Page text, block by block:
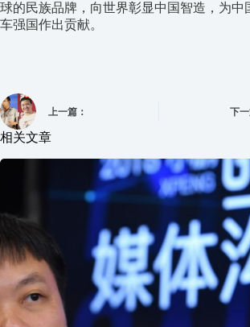
球的民族品牌，向世界彰显中国智造，为中
车强国作出贡献。
上一篇： 下一
相关文章